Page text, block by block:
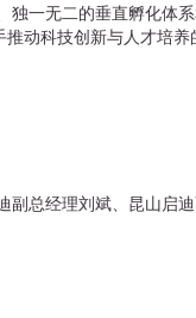
独一无二的垂直孵化体
动科技创新与人才培养
副总经理刘斌、昆山启